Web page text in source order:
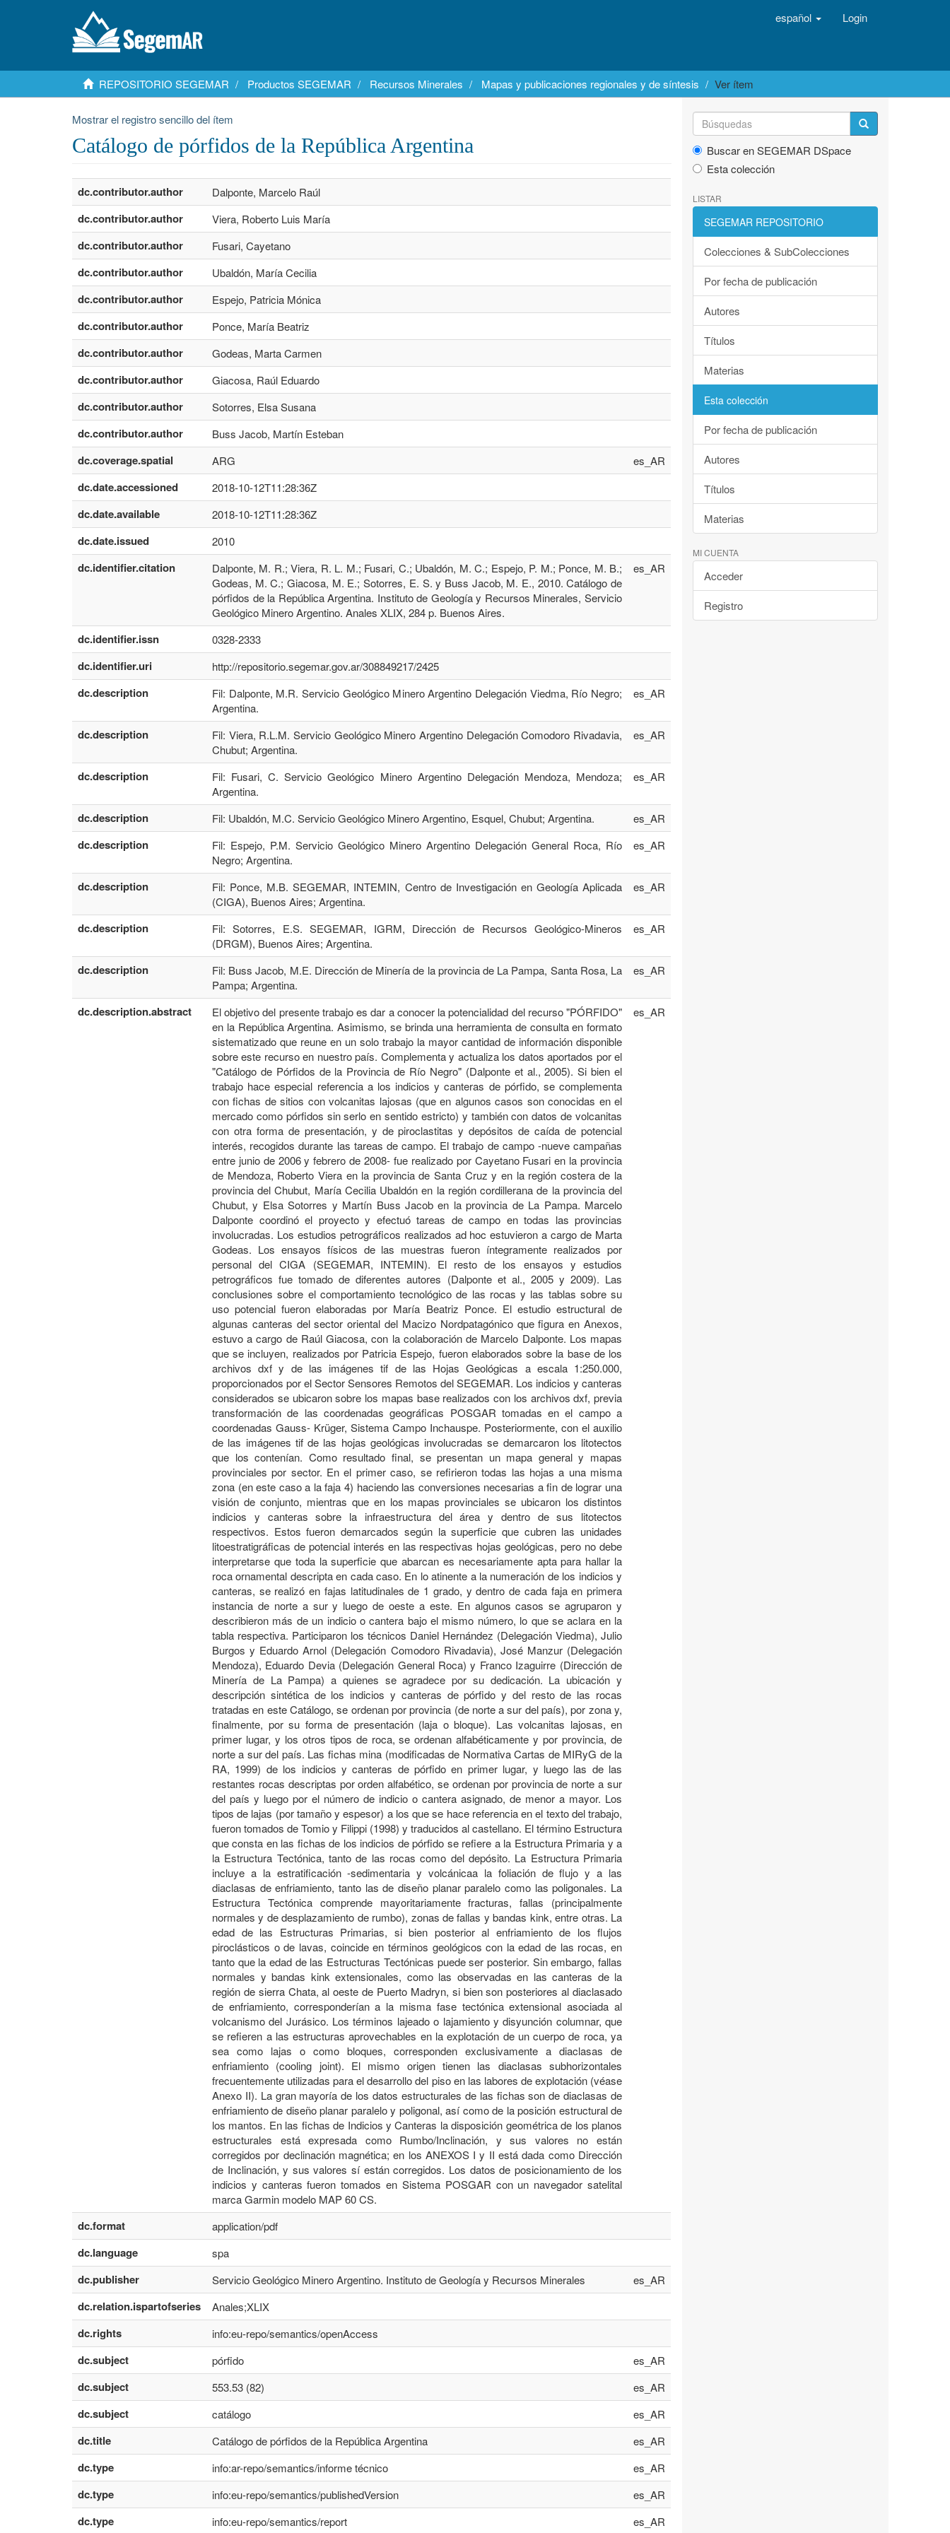
español Login
REPOSITORIO SEGEMAR Productos SEGEMAR Recursos Minerales Mapas y publicaciones regionales y de síntesis Ver ítem
Mostrar el registro sencillo del ítem
Catálogo de pórfidos de la República Argentina
dc.contributor.author Dalponte, Marcelo Raúl
dc.contributor.author Viera, Roberto Luis María
dc.contributor.author Fusari, Cayetano
dc.contributor.author Ubaldón, María Cecilia
dc.contributor.author Espejo, Patricia Mónica
dc.contributor.author Ponce, María Beatriz
dc.contributor.author Godeas, Marta Carmen
dc.contributor.author Giacosa, Raúl Eduardo
dc.contributor.author Sotorres, Elsa Susana
dc.contributor.author Buss Jacob, Martín Esteban
dc.coverage.spatial ARG es_AR
dc.date.accessioned 2018-10-12T11:28:36Z
dc.date.available 2018-10-12T11:28:36Z
dc.date.issued 2010
dc.identifier.citation
Dalponte, M. R.; Viera, R. L. M.; Fusari, C.; Ubaldón, M. C.; Espejo, P. M.; Ponce, M. B.;
Godeas, M. C.; Giacosa, M. E.; Sotorres, E. S. y Buss Jacob, M. E., 2010. Catálogo de
pórfidos de la República Argentina. Instituto de Geología y Recursos Minerales, Servicio
Geológico Minero Argentino. Anales XLIX, 284 p. Buenos Aires.
es_AR
dc.identifier.issn 0328-2333
dc.identifier.uri http://repositorio.segemar.gov.ar/308849217/2425
dc.description
Fil: Dalponte, M.R. Servicio Geológico Minero Argentino Delegación Viedma, Río Negro;
Argentina.
es_AR
dc.description
Fil: Viera, R.L.M. Servicio Geológico Minero Argentino Delegación Comodoro Rivadavia,
Chubut; Argentina.
es_AR
dc.description
Fil: Fusari, C. Servicio Geológico Minero Argentino Delegación Mendoza, Mendoza;
Argentina.
es_AR
dc.description Fil: Ubaldón, M.C. Servicio Geológico Minero Argentino, Esquel, Chubut; Argentina. es_AR
dc.description
Fil: Espejo, P.M. Servicio Geológico Minero Argentino Delegación General Roca, Río
Negro; Argentina.
es_AR
dc.description
Fil: Ponce, M.B. SEGEMAR, INTEMIN, Centro de Investigación en Geología Aplicada
(CIGA), Buenos Aires; Argentina.
es_AR
dc.description
Fil: Sotorres, E.S. SEGEMAR, IGRM, Dirección de Recursos Geológico-Mineros
(DRGM), Buenos Aires; Argentina.
es_AR
dc.description
Fil: Buss Jacob, M.E. Dirección de Minería de la provincia de La Pampa, Santa Rosa, La
Pampa; Argentina.
es_AR
dc.description.abstract
El objetivo del presente trabajo es dar a conocer la potencialidad del recurso "PÓRFIDO"
en la República Argentina. Asimismo, se brinda una herramienta de consulta en formato
sistematizado que reune en un solo trabajo la mayor cantidad de información disponible
sobre este recurso en nuestro país. Complementa y actualiza los datos aportados por el
"Catálogo de Pórfidos de la Provincia de Río Negro" (Dalponte et al., 2005). Si bien el
trabajo hace especial referencia a los indicios y canteras de pórfido, se complementa
con fichas de sitios con volcanitas lajosas (que en algunos casos son conocidas en el
mercado como pórfidos sin serlo en sentido estricto) y también con datos de volcanitas
con otra forma de presentación, y de piroclastitas y depósitos de caída de potencial
interés, recogidos durante las tareas de campo. El trabajo de campo -nueve campañas
entre junio de 2006 y febrero de 2008- fue realizado por Cayetano Fusari en la provincia
de Mendoza, Roberto Viera en la provincia de Santa Cruz y en la región costera de la
provincia del Chubut, María Cecilia Ubaldón en la región cordillerana de la provincia del
Chubut, y Elsa Sotorres y Martín Buss Jacob en la provincia de La Pampa. Marcelo
Dalponte coordinó el proyecto y efectuó tareas de campo en todas las provincias
involucradas. Los estudios petrográficos realizados ad hoc estuvieron a cargo de Marta
Godeas. Los ensayos físicos de las muestras fueron íntegramente realizados por
personal del CIGA (SEGEMAR, INTEMIN). El resto de los ensayos y estudios
petrográficos fue tomado de diferentes autores (Dalponte et al., 2005 y 2009). Las
conclusiones sobre el comportamiento tecnológico de las rocas y las tablas sobre su
uso potencial fueron elaboradas por María Beatriz Ponce. El estudio estructural de
algunas canteras del sector oriental del Macizo Nordpatagónico que figura en Anexos,
estuvo a cargo de Raúl Giacosa, con la colaboración de Marcelo Dalponte. Los mapas
que se incluyen, realizados por Patricia Espejo, fueron elaborados sobre la base de los
archivos dxf y de las imágenes tif de las Hojas Geológicas a escala 1:250.000,
proporcionados por el Sector Sensores Remotos del SEGEMAR. Los indicios y canteras
considerados se ubicaron sobre los mapas base realizados con los archivos dxf, previa
transformación de las coordenadas geográficas POSGAR tomadas en el campo a
coordenadas Gauss- Krüger, Sistema Campo Inchauspe. Posteriormente, con el auxilio
de las imágenes tif de las hojas geológicas involucradas se demarcaron los litotectos
que los contenían. Como resultado final, se presentan un mapa general y mapas
provinciales por sector. En el primer caso, se refirieron todas las hojas a una misma
zona (en este caso a la faja 4) haciendo las conversiones necesarias a fin de lograr una
visión de conjunto, mientras que en los mapas provinciales se ubicaron los distintos
indicios y canteras sobre la infraestructura del área y dentro de sus litotectos
respectivos. Estos fueron demarcados según la superficie que cubren las unidades
litoestratigráficas de potencial interés en las respectivas hojas geológicas, pero no debe
interpretarse que toda la superficie que abarcan es necesariamente apta para hallar la
roca ornamental descripta en cada caso. En lo atinente a la numeración de los indicios y
canteras, se realizó en fajas latitudinales de 1 grado, y dentro de cada faja en primera
instancia de norte a sur y luego de oeste a este. En algunos casos se agruparon y
describieron más de un indicio o cantera bajo el mismo número, lo que se aclara en la
tabla respectiva. Participaron los técnicos Daniel Hernández (Delegación Viedma), Julio
Burgos y Eduardo Arnol (Delegación Comodoro Rivadavia), José Manzur (Delegación
Mendoza), Eduardo Devia (Delegación General Roca) y Franco Izaguirre (Dirección de
Minería de La Pampa) a quienes se agradece por su dedicación. La ubicación y
descripción sintética de los indicios y canteras de pórfido y del resto de las rocas
tratadas en este Catálogo, se ordenan por provincia (de norte a sur del país), por zona y,
finalmente, por su forma de presentación (laja o bloque). Las volcanitas lajosas, en
primer lugar, y los otros tipos de roca, se ordenan alfabéticamente y por provincia, de
norte a sur del país. Las fichas mina (modificadas de Normativa Cartas de MIRyG de la
RA, 1999) de los indicios y canteras de pórfido en primer lugar, y luego las de las
restantes rocas descriptas por orden alfabético, se ordenan por provincia de norte a sur
del país y luego por el número de indicio o cantera asignado, de menor a mayor. Los
tipos de lajas (por tamaño y espesor) a los que se hace referencia en el texto del trabajo,
fueron tomados de Tomio y Filippi (1998) y traducidos al castellano. El término Estructura
que consta en las fichas de los indicios de pórfido se refiere a la Estructura Primaria y a
la Estructura Tectónica, tanto de las rocas como del depósito. La Estructura Primaria
incluye a la estratificación -sedimentaria y volcánicaa la foliación de flujo y a las
diaclasas de enfriamiento, tanto las de diseño planar paralelo como las poligonales. La
Estructura Tectónica comprende mayoritariamente fracturas, fallas (principalmente
normales y de desplazamiento de rumbo), zonas de fallas y bandas kink, entre otras. La
edad de las Estructuras Primarias, si bien posterior al enfriamiento de los flujos
piroclásticos o de lavas, coincide en términos geológicos con la edad de las rocas, en
tanto que la edad de las Estructuras Tectónicas puede ser posterior. Sin embargo, fallas
normales y bandas kink extensionales, como las observadas en las canteras de la
región de sierra Chata, al oeste de Puerto Madryn, si bien son posteriores al diaclasado
de enfriamiento, corresponderían a la misma fase tectónica extensional asociada al
volcanismo del Jurásico. Los términos lajeado o lajamiento y disyunción columnar, que
se refieren a las estructuras aprovechables en la explotación de un cuerpo de roca, ya
sea como lajas o como bloques, corresponden exclusivamente a diaclasas de
enfriamiento (cooling joint). El mismo origen tienen las diaclasas subhorizontales
frecuentemente utilizadas para el desarrollo del piso en las labores de explotación (véase
Anexo II). La gran mayoría de los datos estructurales de las fichas son de diaclasas de
enfriamiento de diseño planar paralelo y poligonal, así como de la posición estructural de
los mantos. En las fichas de Indicios y Canteras la disposición geométrica de los planos
estructurales está expresada como Rumbo/Inclinación, y sus valores no están
corregidos por declinación magnética; en los ANEXOS I y II está dada como Dirección
de Inclinación, y sus valores sí están corregidos. Los datos de posicionamiento de los
indicios y canteras fueron tomados en Sistema POSGAR con un navegador satelital
marca Garmin modelo MAP 60 CS.
es_AR
dc.format application/pdf
dc.language spa
dc.publisher Servicio Geológico Minero Argentino. Instituto de Geología y Recursos Minerales es_AR
dc.relation.ispartofseries Anales;XLIX
dc.rights info:eu-repo/semantics/openAccess
dc.subject pórfido es_AR
dc.subject 553.53 (82) es_AR
dc.subject catálogo es_AR
dc.title Catálogo de pórfidos de la República Argentina es_AR
dc.type info:ar-repo/semantics/informe técnico es_AR
dc.type info:eu-repo/semantics/publishedVersion es_AR
dc.type info:eu-repo/semantics/report es_AR
Buscar en SEGEMAR DSpace
Esta colección
LISTAR
SEGEMAR REPOSITORIO
Colecciones & SubColecciones
Por fecha de publicación
Autores
Títulos
Materias
Esta colección
Por fecha de publicación
Autores
Títulos
Materias
MI CUENTA
Acceder
Registro